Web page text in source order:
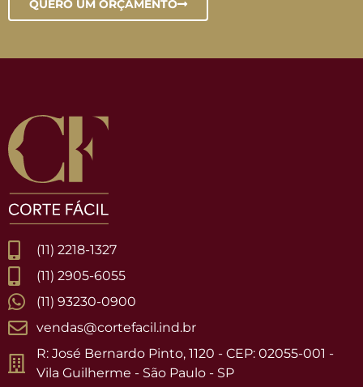
QUERO UM ORÇAMENTO
(11) 2218-1327
(11) 2905-6055
(11) 93230-0900
vendas@cortefacil.ind.br
R: José Bernardo Pinto, 1120 - CEP: 02055-001 -
Vila Guilherme - São Paulo - SP